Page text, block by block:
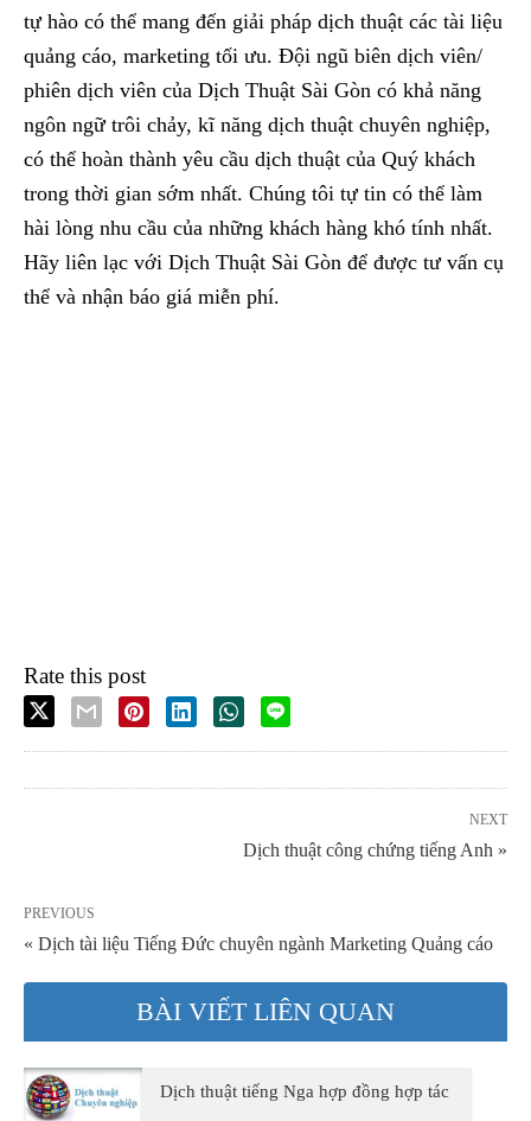
tự hào có thể mang đến giải pháp dịch thuật các tài liệu
quảng cáo, marketing tối ưu. Đội ngũ biên dịch viên/
phiên dịch viên của Dịch Thuật Sài Gòn có khả năng
ngôn ngữ trôi chảy, kĩ năng dịch thuật chuyên nghiệp,
có thể hoàn thành yêu cầu dịch thuật của Quý khách
trong thời gian sớm nhất. Chúng tôi tự tin có thể làm
hài lòng nhu cầu của những khách hàng khó tính nhất.
Hãy liên lạc với Dịch Thuật Sài Gòn để được tư vấn cụ
thể và nhận báo giá miễn phí.
Rate this post
NEXT
Dịch thuật công chứng tiếng Anh »
PREVIOUS
« Dịch tài liệu Tiếng Đức chuyên ngành Marketing Quảng cáo
BÀI VIẾT LIÊN QUAN
Dịch thuật tiếng Nga hợp đồng hợp tác